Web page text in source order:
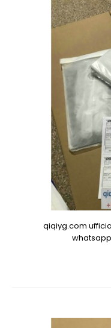
qiqiyg.com
whatsapp